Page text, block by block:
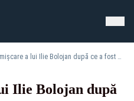
Posibila mișcare a lui Ilie Bolojan după ce a fost debarcat din vârful guvernului. Lia Olguța Vasilescu l-a dat de gol
Ilie Bolojan după